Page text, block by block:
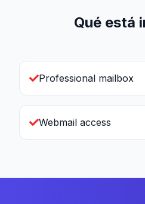
Qué está
Professional mailbox
Webmail access